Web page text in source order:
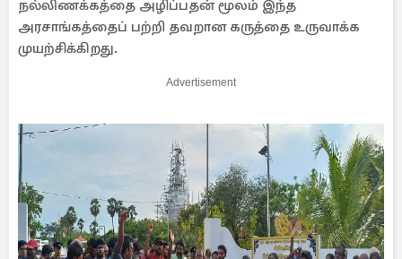
நல்லிணக்கத்தை அழிப்பதன் மூலம் இந்த
அரசாங்கத்தைப் பற்றி தவறான கருத்தை உருவாக்க
முயற்சிக்கிறது.
Advertisement